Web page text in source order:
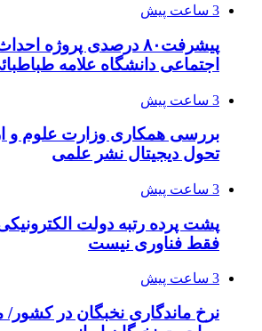
3 ساعت پیش
پیشرفت۸۰ درصدی پروژه
اجتماعی دانشگاه علامه
3 ساعت پیش
بررسی همکاری وزارت علوم و
تحول دیجیتال نشر علمی
3 ساعت پیش
پشت پرده رتبه دولت
فقط فناوری نیست
3 ساعت پیش
نرخ ماندگاری نخبگان در